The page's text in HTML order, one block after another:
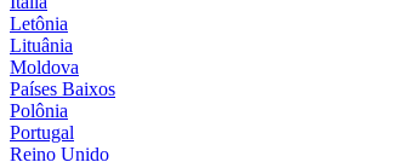
Letônia
Lituânia
Moldova
Países Baixos
Polônia
Portugal
Reino Unido